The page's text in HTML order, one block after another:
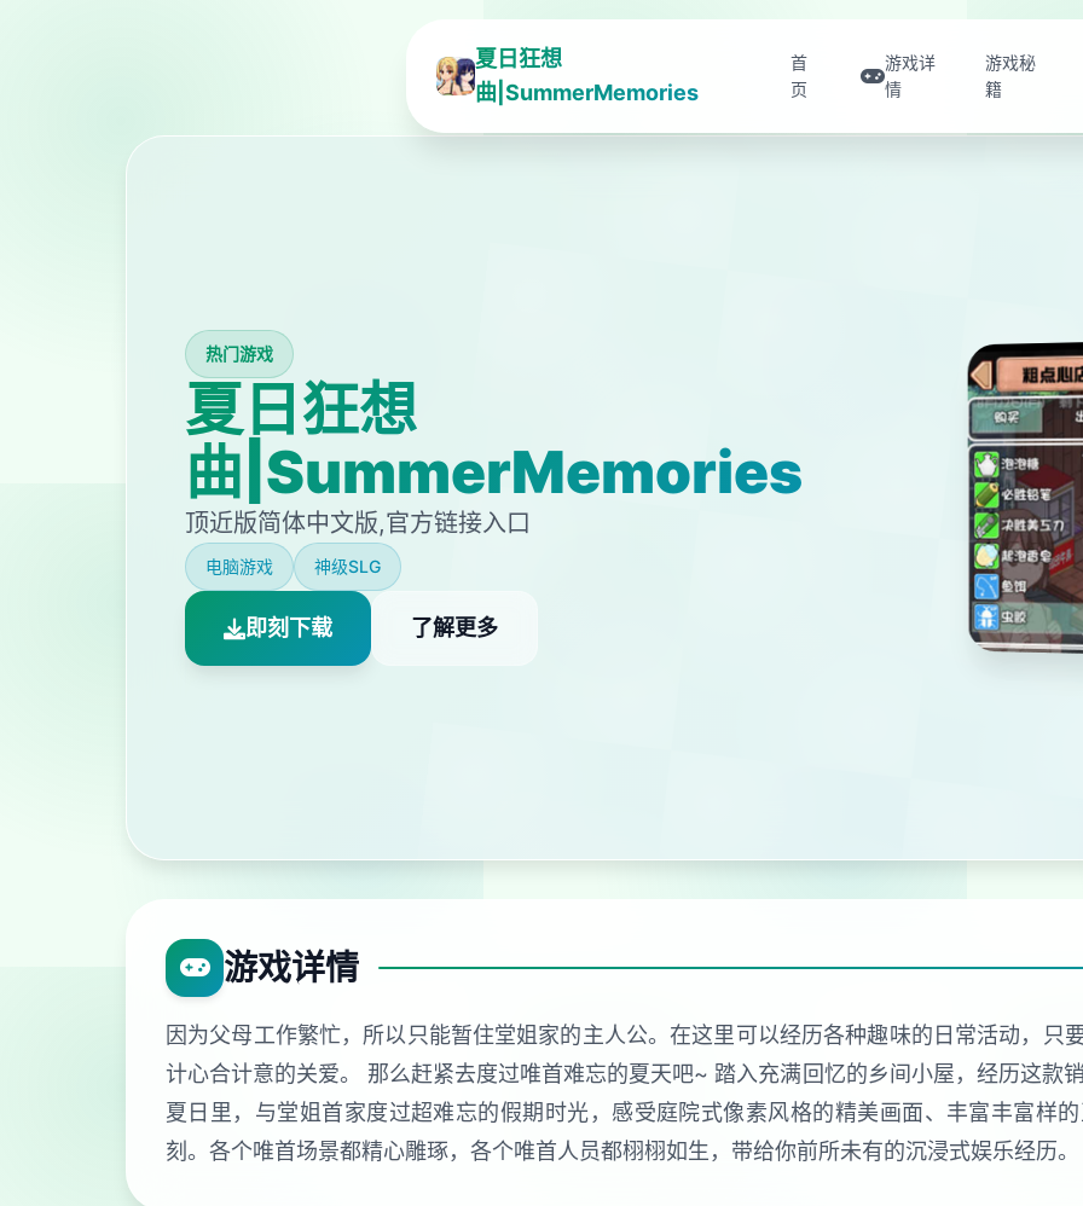
夏日狂想
曲|SummerMemories
首
页
游戏详
情
游戏秘
籍
热门游戏
夏日狂想
曲|SummerMemories
顶近版简体中文版,官方链接入口
电脑游戏 神级SLG
即刻下载 了解更多
游戏详情
因为父母工作繁忙，所以只能暂住堂姐家的主人公。在这里可以经历各种趣味的日常活动，只
计心合计意的关爱。 那么赶紧去度过唯首难忘的夏天吧~ 踏入充满回忆的乡间小屋，经历这款
夏日里，与堂姐首家度过超难忘的假期时光，感受庭院式像素风格的精美画面、丰富丰富样
刻。各个唯首场景都精心雕琢，各个唯首人员都栩栩如生，带给你前所未有的沉浸式娱乐经历。